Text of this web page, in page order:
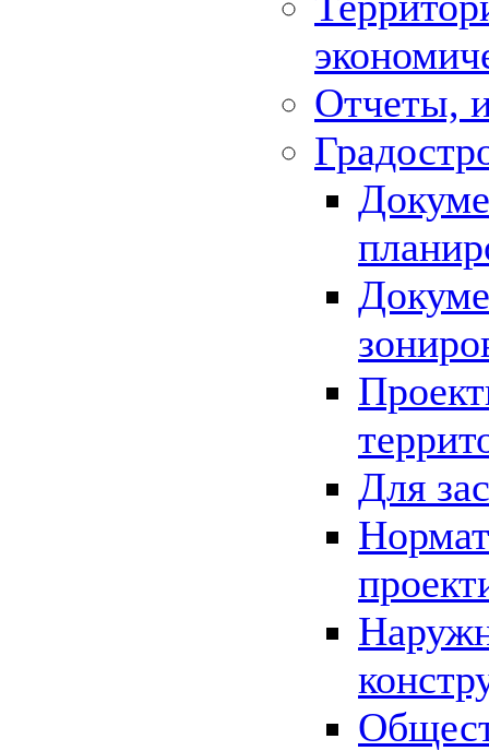
Отчеты,
Для